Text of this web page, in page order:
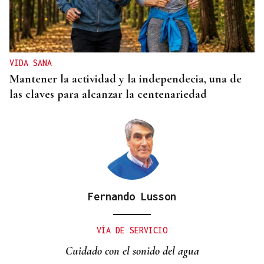
VIDA SANA
Mantener la actividad y la independecia, una de
las claves para alcanzar la centenariedad
Fernando Lusson
VÍA DE SERVICIO
Cuidado con el sonido del agua